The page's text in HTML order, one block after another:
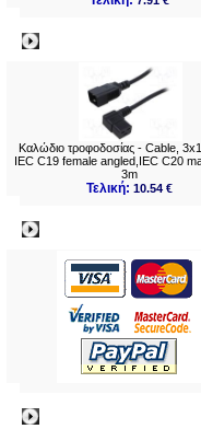
Καλώδιο τροφοδοσίας - Cable,
IEC C19 female angled,IEC C20
3m
Τελική:10.54 €